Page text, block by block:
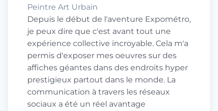
Peintre Art Urbain
Depuis le début de l'aventure Expométro,
je peux dire que c'est avant tout une
expérience collective incroyable. Cela m'a
permis d'exposer mes oeuvres sur des
affiches géantes dans des endroits hyper
prestigieux partout dans le monde. La
communication à travers les réseaux
sociaux a été un réel avantage